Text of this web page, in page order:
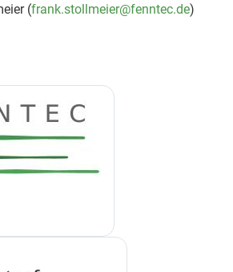
(frank.stollmeier@fenntec.de)